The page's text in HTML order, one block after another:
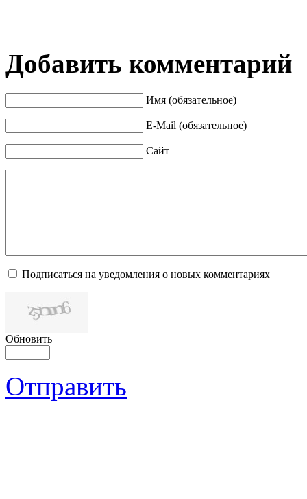
Добавить комментарий
Имя (обязательное)
E-Mail (обязательное)
Сайт
Подписаться на уведомления о новых комментариях
Обновить
Отправить